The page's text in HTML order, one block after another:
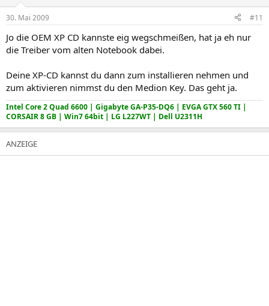
30. Mai 2009 #11
Jo die OEM XP CD kannste eig wegschmeißen, hat ja eh nur
die Treiber vom alten Notebook dabei.
Deine XP-CD kannst du dann zum installieren nehmen und
zum aktivieren nimmst du den Medion Key. Das geht ja.
Intel Core 2 Quad 6600 | Gigabyte GA-P35-DQ6 | EVGA GTX 560 TI |
CORSAIR 8 GB | Win7 64bit | LG L227WT | Dell U2311H